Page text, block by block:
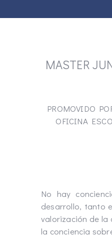
MASTER
PROMOVIDO
OFICINA
No hay
desarrollo, tanto
valorización de la
la conciencia